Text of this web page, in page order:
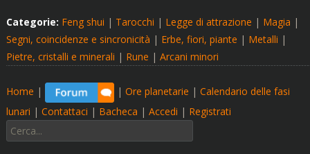
Categorie: Feng shui | Tarocchi | Legge di attrazione | Magia |
Segni, coincidenze e sincronicità | Erbe, fiori, piante | Metalli |
Pietre, cristalli e minerali | Rune | Arcani minori
Home | | Ore planetarie | Calendario delle fasi
lunari | Contattaci | Bacheca | Accedi | Registrati
Cerca: